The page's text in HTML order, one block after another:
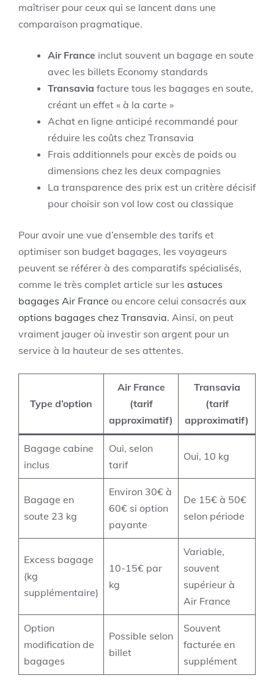
maîtriser pour ceux qui se lancent dans une
comparaison pragmatique.
Air France inclut souvent un bagage en soute
avec les billets Economy standards
Transavia facture tous les bagages en soute,
créant un effet « à la carte »
Achat en ligne anticipé recommandé pour
réduire les coûts chez Transavia
Frais additionnels pour excès de poids ou
dimensions chez les deux compagnies
La transparence des prix est un critère décisif
pour choisir son vol low cost ou classique
Pour avoir une vue d’ensemble des tarifs et
optimiser son budget bagages, les voyageurs
peuvent se référer à des comparatifs spécialisés,
comme le très complet article sur les astuces
bagages Air France ou encore celui consacrés aux
options bagages chez Transavia. Ainsi, on peut
vraiment jauger où investir son argent pour un
service à la hauteur de ses attentes.
Type d’option
Air France
(tarif
approximatif)
Transavia
(tarif
approximatif)
Bagage cabine
inclus
Oui, selon
tarif
Oui, 10 kg
Bagage en
soute 23 kg
Environ 30€ à
60€ si option
payante
De 15€ à 50€
selon période
Excess bagage
(kg
supplémentaire)
10-15€ par
kg
Variable,
souvent
supérieur à
Air France
Option
modification de
bagages
Possible selon
billet
Souvent
facturée en
supplément